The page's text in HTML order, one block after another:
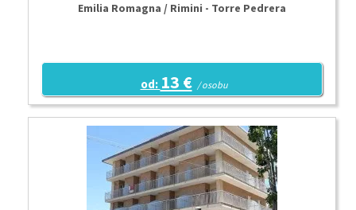
Emilia Romagna / Rimini - Torre Pedrera
od: 13 € / osobu